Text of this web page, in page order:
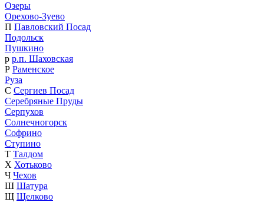
Озеры
Орехово-Зуево
П Павловский Посад
Подольск
Пушкино
р р.п. Шаховская
Р Раменское
Руза
С Сергиев Посад
Серебряные Пруды
Серпухов
Солнечногорск
Софрино
Ступино
Т Талдом
Х Хотьково
Ч Чехов
Ш Шатура
Щ Щелково